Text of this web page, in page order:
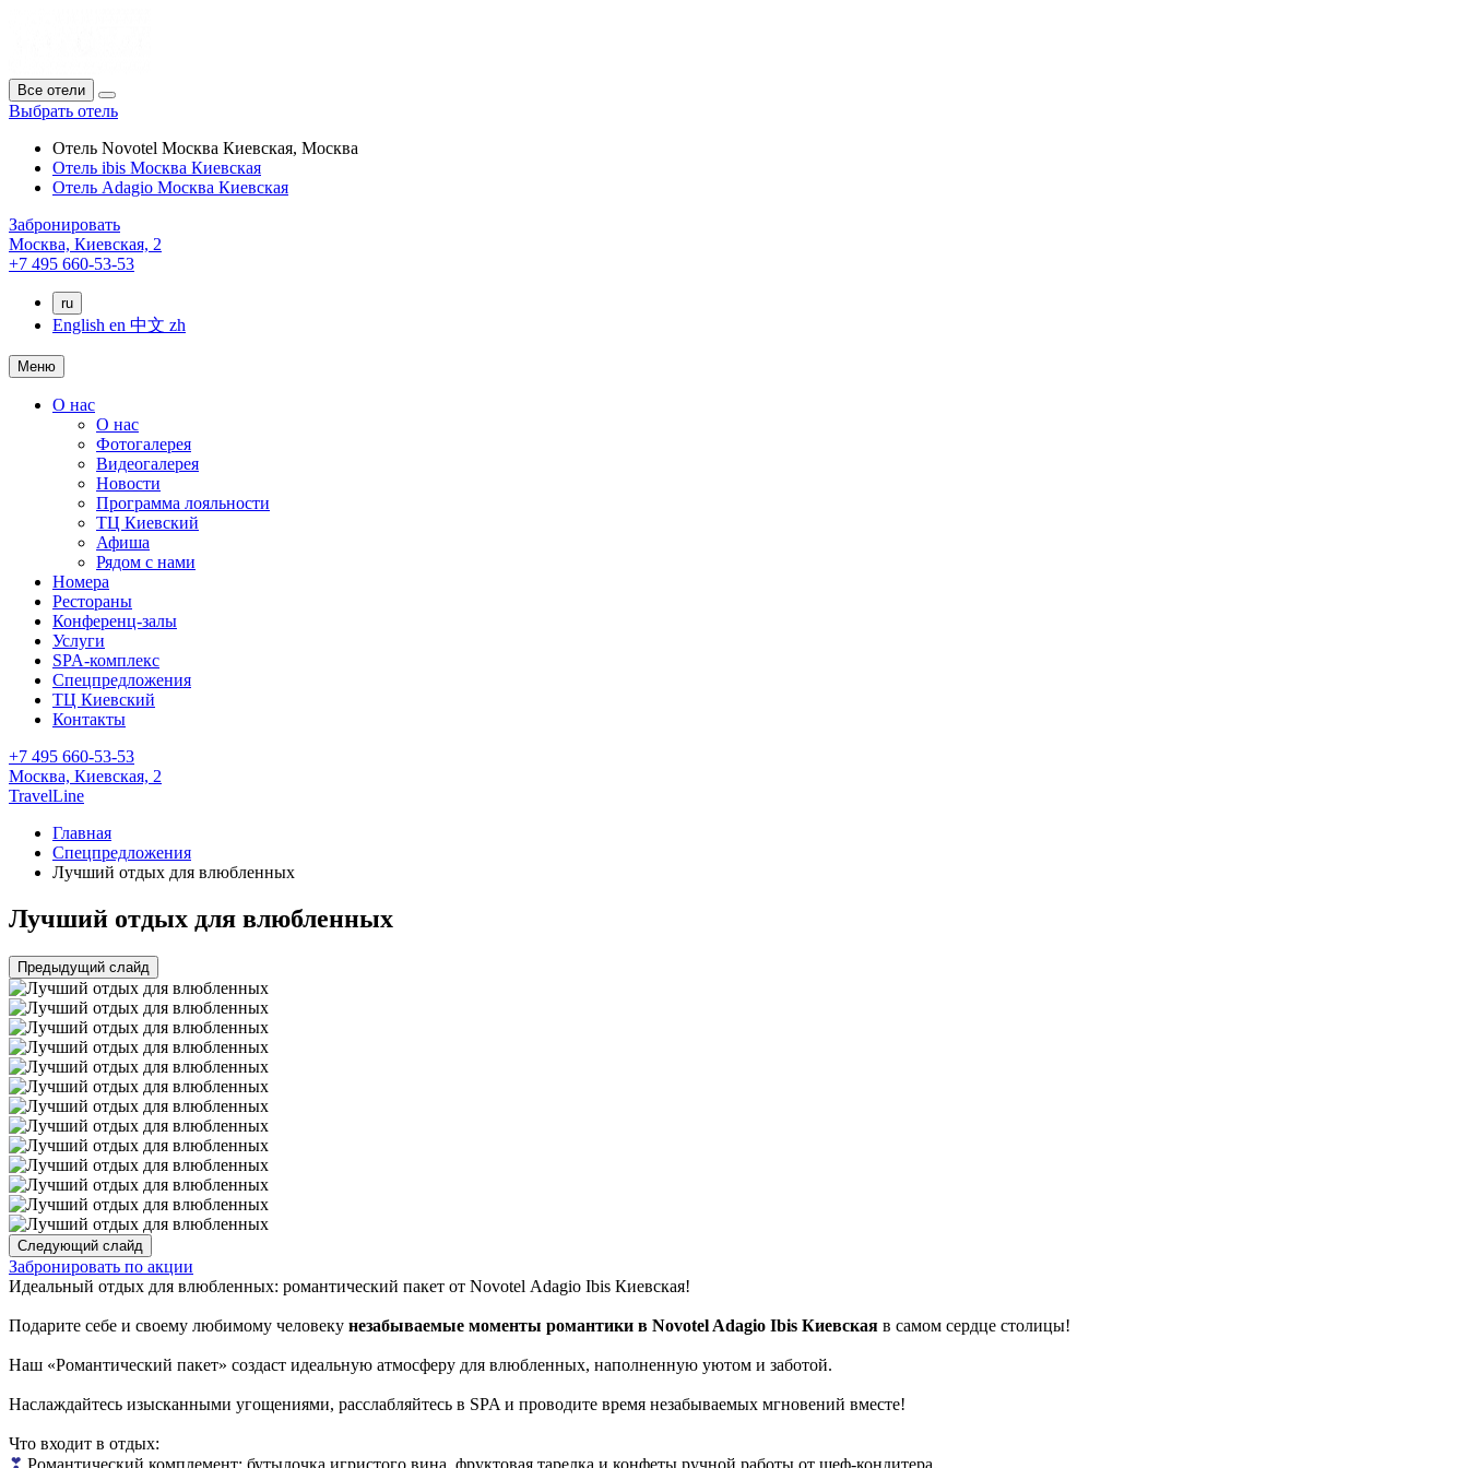
Все отели
Выбрать отель
Отель Novotel Москва Киевская, Москва
Отель ibis Москва Киевская
Отель Adagio Москва Киевская
Забронировать
Москва, Киевская, 2
+7 495 660-53-53
ru
English en 中文 zh
Меню
О нас
О нас
Фотогалерея
Видеогалерея
Новости
Программа лояльности
ТЦ Киевский
Афиша
Рядом с нами
Номера
Рестораны
Конференц-залы
Услуги
SPA-комплекс
Спецпредложения
ТЦ Киевский
Контакты
+7 495 660-53-53
Москва, Киевская, 2
TravelLine
Главная
Спецпредложения
Лучший отдых для влюбленных
Лучший отдых для влюбленных
Предыдущий слайд
Следующий слайд
Забронировать по акции
Идеальный отдых для влюбленных: романтический пакет от Novotel Adagio Ibis Киевская!
Подарите себе и своему любимому человеку незабываемые моменты романтики в Novotel Adagio Ibis Киевская в самом сердце столицы!
Наш «Романтический пакет» создаст идеальную атмосферу для влюбленных, наполненную уютом и заботой.
Наслаждайтесь изысканными угощениями, расслабляйтесь в SPA и проводите время незабываемых мгновений вместе!
Что входит в отдых:
❣ Романтический комплемент: бутылочка игристого вина, фруктовая тарелка и конфеты ручной работы от шеф-кондитера.